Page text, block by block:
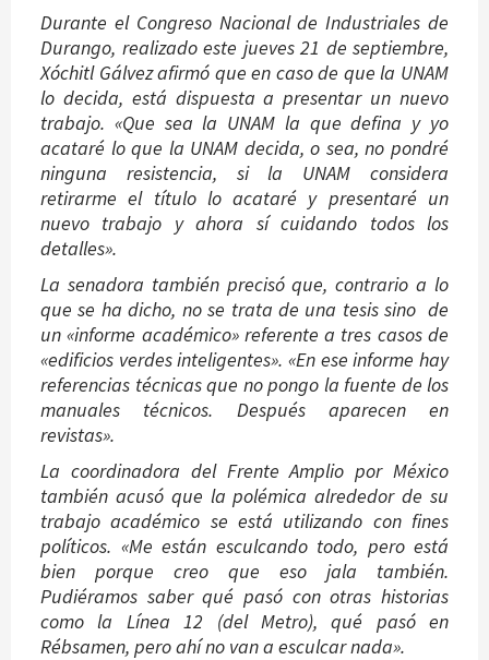
Durante el Congreso Nacional de Industriales de
Durango, realizado este jueves 21 de septiembre,
Xóchitl Gálvez afirmó que en caso de que la UNAM
lo decida, está dispuesta a presentar un nuevo
trabajo. «Que sea la UNAM la que defina y yo
acataré lo que la UNAM decida, o sea, no pondré
ninguna resistencia, si la UNAM considera
retirarme el título lo acataré y presentaré un
nuevo trabajo y ahora sí cuidando todos los
detalles».
La senadora también precisó que, contrario a lo
que se ha dicho, no se trata de una tesis sino de
un «informe académico» referente a tres casos de
«edificios verdes inteligentes». «En ese informe hay
referencias técnicas que no pongo la fuente de los
manuales técnicos. Después aparecen en
revistas».
La coordinadora del Frente Amplio por México
también acusó que la polémica alrededor de su
trabajo académico se está utilizando con fines
políticos. «Me están esculcando todo, pero está
bien porque creo que eso jala también.
Pudiéramos saber qué pasó con otras historias
como la Línea 12 (del Metro), qué pasó en
Rébsamen, pero ahí no van a esculcar nada».